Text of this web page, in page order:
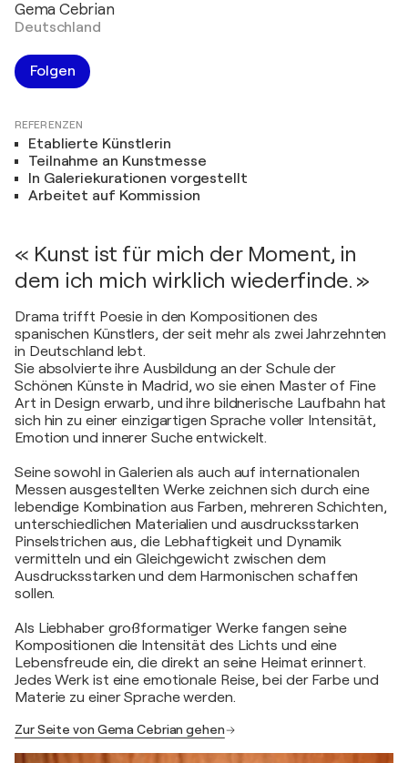
Gema Cebrian
Deutschland
Folgen
REFERENZEN
Etablierte Künstlerin
Teilnahme an Kunstmesse
In Galeriekurationen vorgestellt
Arbeitet auf Kommission
« Kunst ist für mich der Moment, in
dem ich mich wirklich wiederfinde. »
Drama trifft Poesie in den Kompositionen des
spanischen Künstlers, der seit mehr als zwei Jahrzehnten
in Deutschland lebt.
Sie absolvierte ihre Ausbildung an der Schule der
Schönen Künste in Madrid, wo sie einen Master of Fine
Art in Design erwarb, und ihre bildnerische Laufbahn hat
sich hin zu einer einzigartigen Sprache voller Intensität,
Emotion und innerer Suche entwickelt.
Seine sowohl in Galerien als auch auf internationalen
Messen ausgestellten Werke zeichnen sich durch eine
lebendige Kombination aus Farben, mehreren Schichten,
unterschiedlichen Materialien und ausdrucksstarken
Pinselstrichen aus, die Lebhaftigkeit und Dynamik
vermitteln und ein Gleichgewicht zwischen dem
Ausdrucksstarken und dem Harmonischen schaffen
sollen.
Als Liebhaber großformatiger Werke fangen seine
Kompositionen die Intensität des Lichts und eine
Lebensfreude ein, die direkt an seine Heimat erinnert.
Jedes Werk ist eine emotionale Reise, bei der Farbe und
Materie zu einer Sprache werden.
Zur Seite von Gema Cebrian gehen